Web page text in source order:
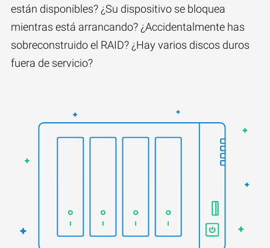
están disponibles? ¿Su dispositivo se bloquea
mientras está arrancando? ¿Accidentalmente has
sobreconstruido el RAID? ¿Hay varios discos duros
fuera de servicio?